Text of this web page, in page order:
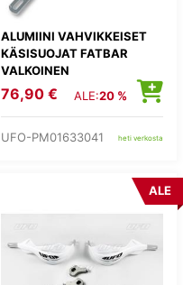
ALUMIINI VAHVIKKEISET
KÄSISUOJAT FATBAR
VALKOINEN
76,90 € ALE:20 %
UFO-PM01633041 heti verkosta
ALE